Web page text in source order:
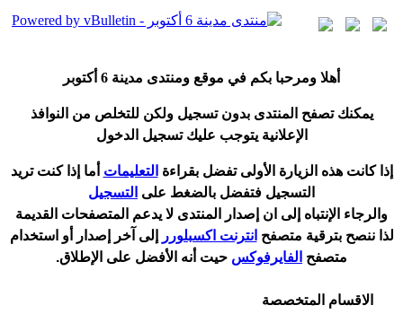
هلا ومرحبا بكم في موقع ومنتدى مدينة 6 أكتوبر
يمكنك تصفح المنتدى بدون تسجيل ولكن للتخلص من النوافذ
الإعلانية يتوجب عليك تسجيل الدخول
إذا كانت هذه الزيارة الأولى تفضل بقراءة التعليمات ما إذا كنت تريد
التسجيل فتفضل بالضغط على التسجيل
والرجاء الإنتباه إلى ان إصدار المنتدى لا يدعم المتصفحات القديمة
لذا ننصح بترقية متصفح انترنت اكسبلورر إلى آخر إصدار أو استخدام
متصفح الفايرفوكس حيت نه الأفضل على الإطلاق.
الاقسام المتخصصة